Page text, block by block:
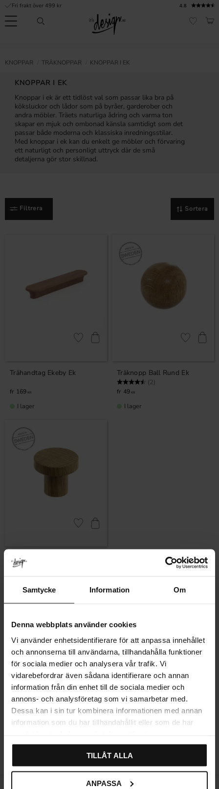
Samtycke Information Om
Denna webbplats använder cookies
Vi använder enhetsidentifierare för att anpassa innehållet
och annonserna till användarna, tillhandahålla funktioner
för sociala medier och analysera vår trafik. Vi
vidarebefordrar även sådana identifierare och annan
information från din enhet till de sociala medier och
annons- och analysföretag som vi samarbetar med.
Dessa kan i sin tur kombinera informationen med annan
information som du har tillhandahållit eller som de har
TILLÅT ALLA
ANPASSA
Meny
4.8
Fri frakt över 499 kr
KNOPPAR TRÄKNOPPAR KNOPPAR I EK
KNOPPAR I EK
Knoppar i ek är ett tidlöst val som passar lika bra på
köksluckor och lådor som på byråer, garderober och
andra möbler. Träets naturliga ådring och varma ton
skapar en mjuk och ombonad känsla samtidigt som det
passar både moderna och klassiska inredningsstilar.
Med knoppar i ek kan du enkelt ge möbler och förvaring
ett naturligt och personligt uttryck där de små
detaljerna gör stor skillnad.
Filtrera Sortera
Trähandtag Ekeby Ek
169 KR
Lägg till i favoriter
I lager
Träknopp Ball Rund Ek
Betyg: (2)
49 KR
Lägg till i
I lager
Träknopp Yumi Ek
Betyg:
Lägg till i favoriter
I lager
Inte vad du letade efter?
Svarta knoppar Mässingsknoppar
Antika knoppar Läderknoppar
Träknoppar Porslinsknoppar
Vanliga frågor
Inspiration & Tips
sidor |